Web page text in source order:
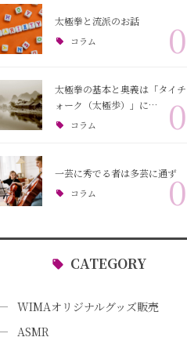
太極拳と流派のお話
コラム
太極拳の基本と奥義は「タイ
ォーク（太極歩）」に…
コラム
一芸に秀でる者は多芸に通ず
コラム
CATEGORY
WIMAオリジナルグッズ販売
ASMR